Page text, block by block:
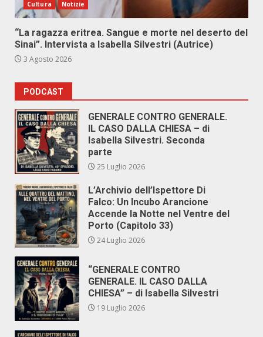
Cultura Notizie
“La ragazza eritrea. Sangue e morte nel deserto del
Sinai”. Intervista a Isabella Silvestri (Autrice)
3 Agosto 2026
PODCAST
GENERALE CONTRO GENERALE.
IL CASO DALLA CHIESA – di
Isabella Silvestri. Seconda
parte
25 Luglio 2026
L’Archivio dell’Ispettore Di
Falco: Un Incubo Arancione
Accende la Notte nel Ventre del
Porto (Capitolo 33)
24 Luglio 2026
“GENERALE CONTRO
GENERALE. IL CASO DALLA
CHIESA” – di Isabella Silvestri
19 Luglio 2026